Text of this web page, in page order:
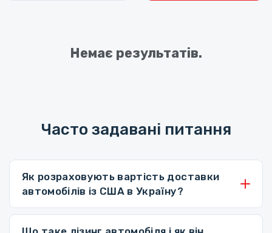
Немає результатів.
Часто задавані питання
Як розраховують вартість доставки
автомобілів із США в Україну?